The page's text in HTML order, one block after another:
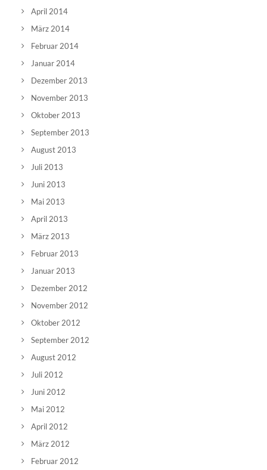
April 2014
März 2014
Februar 2014
Januar 2014
Dezember 2013
November 2013
Oktober 2013
September 2013
August 2013
Juli 2013
Juni 2013
Mai 2013
April 2013
März 2013
Februar 2013
Januar 2013
Dezember 2012
November 2012
Oktober 2012
September 2012
August 2012
Juli 2012
Juni 2012
Mai 2012
April 2012
März 2012
Februar 2012